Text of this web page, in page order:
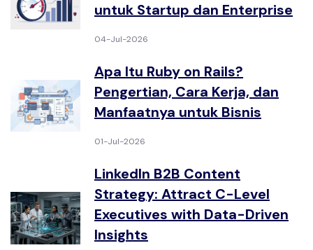
untuk Startup dan Enterprise
04-Jul-2026
Apa Itu Ruby on Rails?
Pengertian, Cara Kerja, dan
Manfaatnya untuk Bisnis
01-Jul-2026
LinkedIn B2B Content
Strategy: Attract C-Level
Executives with Data-Driven
Insights